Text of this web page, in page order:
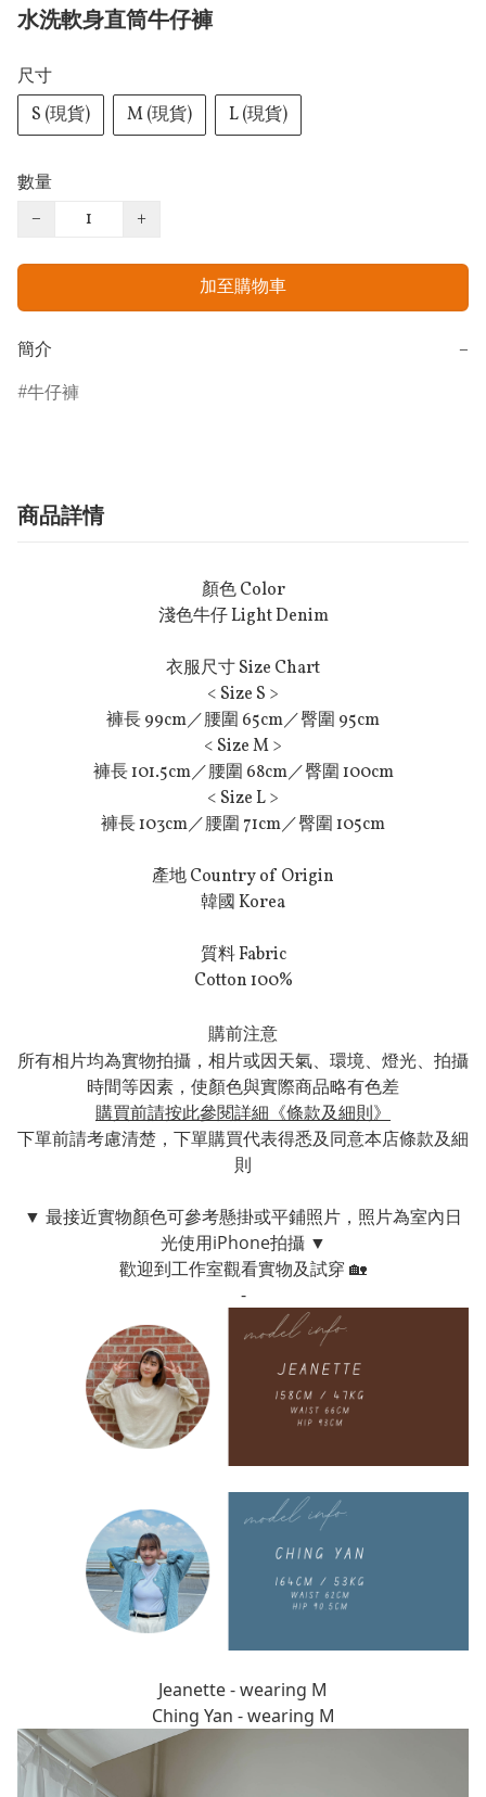
水洗軟身直筒牛仔褲
尺寸
S (現貨)
M (現貨) L (現貨)
數量
−
+
加至購物車
簡介
−
牛仔褲
商品詳情
顏色 Color
淺色牛仔 Light Denim
衣服尺寸 Size Chart
< Size S >
褲長 99cm／腰圍 65cm／臀圍 95cm
< Size M >
褲長 101.5cm／腰圍 68cm／臀圍 100cm
< Size L >
褲長 103cm／腰圍 71cm／臀圍 105cm
產地 Country of Origin
韓國 Korea
質料 Fabric
Cotton 100%
購前注意
所有相片均為實物拍攝，相片或因天氣、 環境、燈光、拍攝
時間等因素，使顏色與實際商品略有色差
購買前請按此參閱詳細《條款及細則》
下單前請考慮清楚，下單購買代表得悉及同意本店條款及細
則
▼ 最接近實物顏色可參考懸掛或平鋪照片，照片為室內日
光使用iPhone拍攝 ▼
歡迎到工作室觀看實物及試穿 🏡
-
Jeanette - wearing M
Ching Yan - wearing M